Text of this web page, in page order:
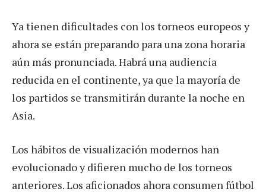
Ya tienen dificultades con los torneos europeos y
ahora se están preparando para una zona horaria
aún más pronunciada. Habrá una audiencia
reducida en el continente, ya que la mayoría de
los partidos se transmitirán durante la noche en
Asia.
Los hábitos de visualización modernos han
evolucionado y difieren mucho de los torneos
anteriores. Los aficionados ahora consumen fútbol